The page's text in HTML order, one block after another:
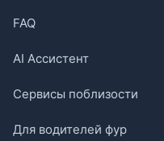
FAQ
AI Ассистент
Сервисы поблизости
Для водителей фур